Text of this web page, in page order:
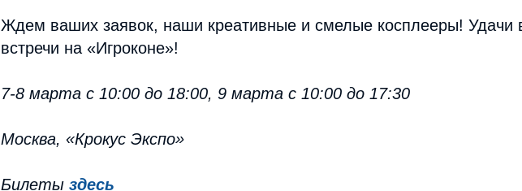
Ждем ваших заявок, наши креативные и смелые косплееры! Удачи
встречи на «Игроконе»!
7-8 марта с 10:00 до 18:00, 9 марта с 10:00 до 17:30
Москва, «Крокус Экспо»
Билеты здесь